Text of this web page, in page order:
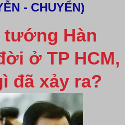
- CHUYỂN)
Hàn
ở TP HCM,
đã xảy ra?